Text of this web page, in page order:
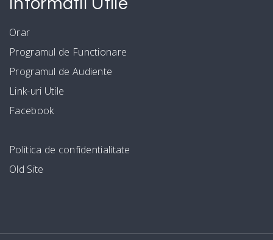
Orar
Programul de Functionare
Programul de Audiente
Link-uri Utile
Facebook
Politica de confidentialitate
Old Site